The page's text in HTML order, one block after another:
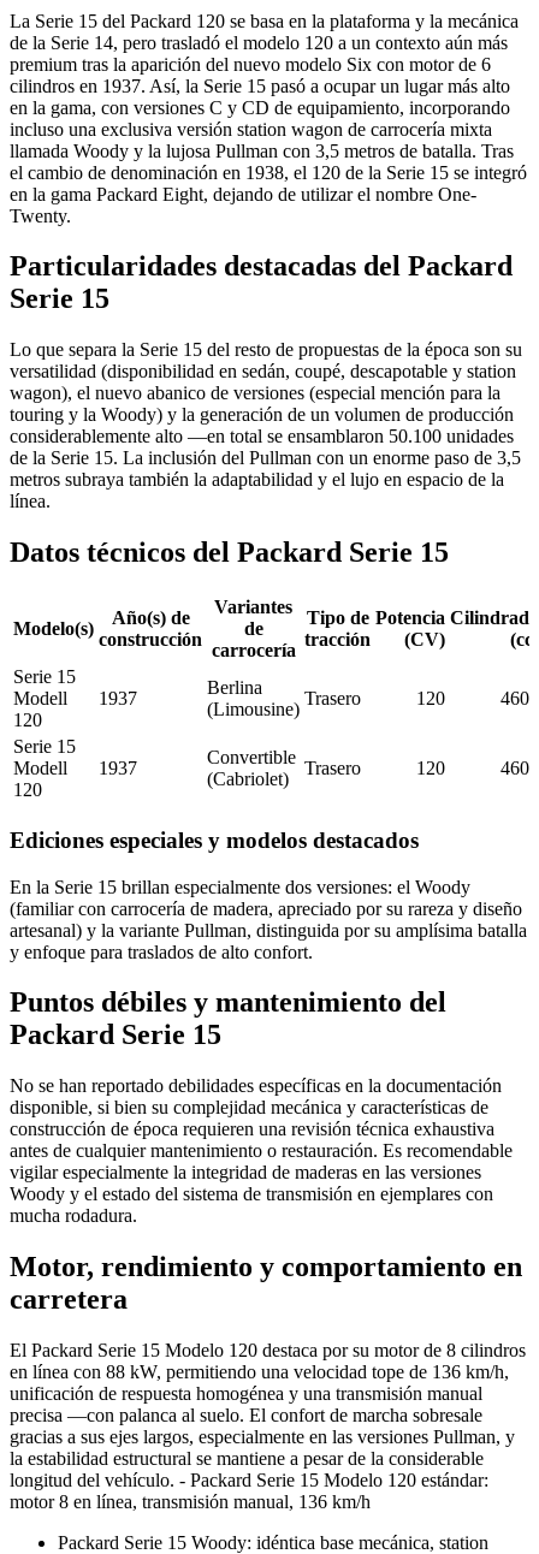
La Serie 15 del Packard 120 se basa en la plataforma y la mecánica
de la Serie 14, pero trasladó el modelo 120 a un contexto aún más
premium tras la aparición del nuevo modelo Six con motor de 6
cilindros en 1937. Así, la Serie 15 pasó a ocupar un lugar más alto
en la gama, con versiones C y CD de equipamiento, incorporando
incluso una exclusiva versión station wagon de carrocería mixta
llamada Woody y la lujosa Pullman con 3,5 metros de batalla. Tras
el cambio de denominación en 1938, el 120 de la Serie 15 se integró
en la gama Packard Eight, dejando de utilizar el nombre One-
Twenty.
Particularidades destacadas del Packard
Serie 15
Lo que separa la Serie 15 del resto de propuestas de la época son su
versatilidad (disponibilidad en sedán, coupé, descapotable y station
wagon), el nuevo abanico de versiones (especial mención para la
touring y la Woody) y la generación de un volumen de producción
considerablemente alto —en total se ensamblaron 50.100 unidades
de la Serie 15. La inclusión del Pullman con un enorme paso de 3,5
metros subraya también la adaptabilidad y el lujo en espacio de la
línea.
Datos técnicos del Packard Serie 15
Modelo(s)
Año(s) de
construcción
Variantes
de
carrocería
Tipo de
tracción
Potencia
(CV)
Cilindrada
(cc)
Serie 15
Modell
120
1937
Berlina
(Limousine)
Trasero 120 4600
Serie 15
Modell
120
1937
Convertible
(Cabriolet)
Trasero 120 4600
Ediciones especiales y modelos destacados
En la Serie 15 brillan especialmente dos versiones: el Woody
(familiar con carrocería de madera, apreciado por su rareza y diseño
artesanal) y la variante Pullman, distinguida por su amplísima batalla
y enfoque para traslados de alto confort.
Puntos débiles y mantenimiento del
Packard Serie 15
No se han reportado debilidades específicas en la documentación
disponible, si bien su complejidad mecánica y características de
construcción de época requieren una revisión técnica exhaustiva
antes de cualquier mantenimiento o restauración. Es recomendable
vigilar especialmente la integridad de maderas en las versiones
Woody y el estado del sistema de transmisión en ejemplares con
mucha rodadura.
Motor, rendimiento y comportamiento en
carretera
El Packard Serie 15 Modelo 120 destaca por su motor de 8 cilindros
en línea con 88 kW, permitiendo una velocidad tope de 136 km/h,
unificación de respuesta homogénea y una transmisión manual
precisa —con palanca al suelo. El confort de marcha sobresale
gracias a sus ejes largos, especialmente en las versiones Pullman, y
la estabilidad estructural se mantiene a pesar de la considerable
longitud del vehículo. - Packard Serie 15 Modelo 120 estándar:
motor 8 en línea, transmisión manual, 136 km/h
Packard Serie 15 Woody: idéntica base mecánica, station